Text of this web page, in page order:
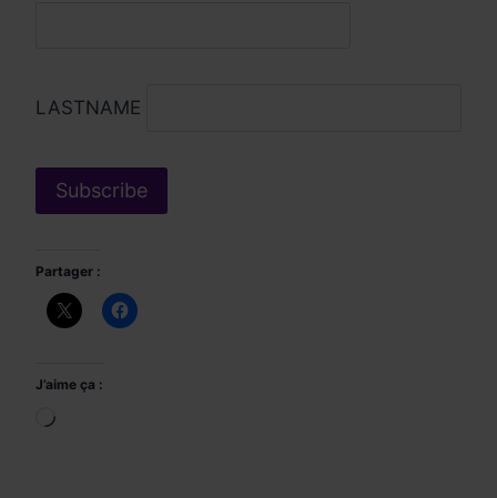
LASTNAME
Partager :
J’aime ça :
Chargement…